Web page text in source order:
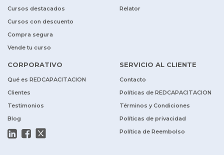
Cursos destacados
Cursos con descuento
Compra segura
Vende tu curso
Relator
CORPORATIVO
Qué es REDCAPACITACION
Clientes
Testimonios
Blog
SERVICIO AL CLIENTE
Contacto
Políticas de REDCAPACITACION
Términos y Condiciones
Políticas de privacidad
Política de Reembolso